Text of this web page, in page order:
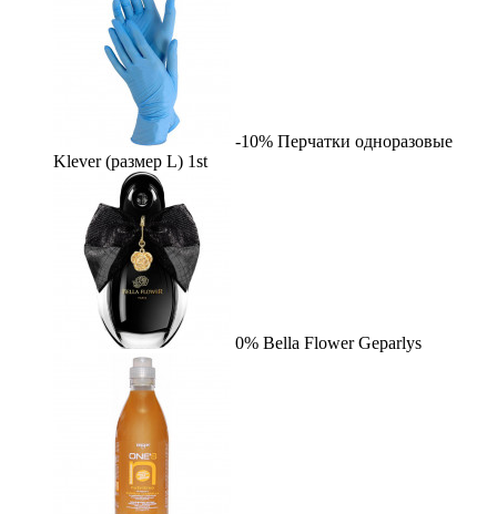
-10% Перчатки одноразовые
Klever (размер L) 1st
0% Bella Flower Geparlys